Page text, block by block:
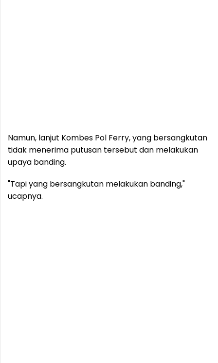
Namun, lanjut Kombes Pol Ferry, yang bersangkutan
tidak menerima putusan tersebut dan melakukan
upaya banding.
"Tapi yang bersangkutan melakukan banding,"
ucapnya.